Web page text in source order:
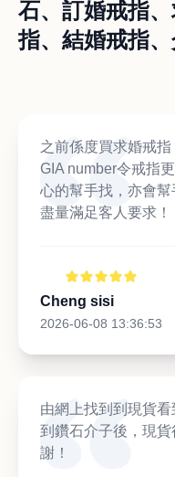
石、訂婚戒指
指、結婚戒指
之前係度買求婚戒
GIA number令戒指
心的幫手找，亦會
盡量滿足客人要求！
Cheng sisi
2026-06-08 13:36:53
由網上找到到現貨
到鑽石介子後，現
謝！